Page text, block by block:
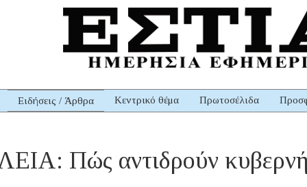
Ειδήσεις / Άρθρα Κεντρικό θέμα Πρωτοσέλιδα
Πώς αντιδρούν